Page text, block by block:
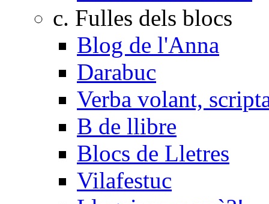
c. Fulles dels blocs
Blog de l'Anna
Darabuc
Verba volant,
B de llibre
Blocs de Lletres
Vilafestuc